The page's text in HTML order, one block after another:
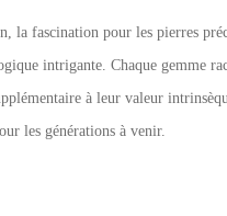
la fascination pour les pierres
intrigante. Chaque gemme
à leur valeur
les générations à venir.